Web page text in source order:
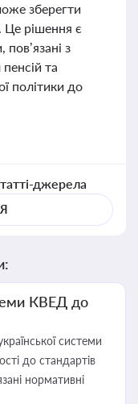
зберегти
Це рішення є
з
та
політики до
джерела
КВЕД до
системи
до стандартів
нормативні